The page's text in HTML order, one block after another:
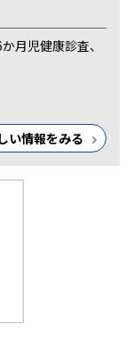
月児健康診査、
い情報をみる